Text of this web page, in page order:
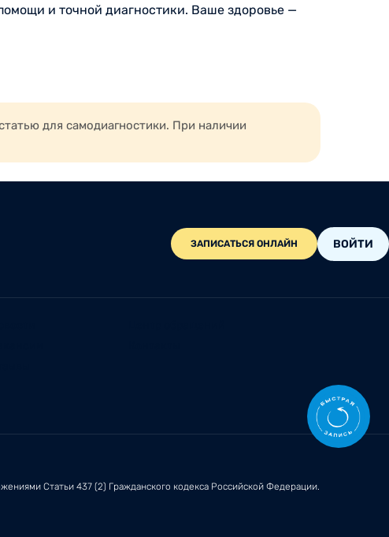
и точной диагностики. Ваше здоровье —
для самодиагностики. При наличии
ЗАПИСАТЬСЯ ОНЛАЙН ВОЙТИ
Статьи 437 (2) Гражданского кодекса Российской Федерации.